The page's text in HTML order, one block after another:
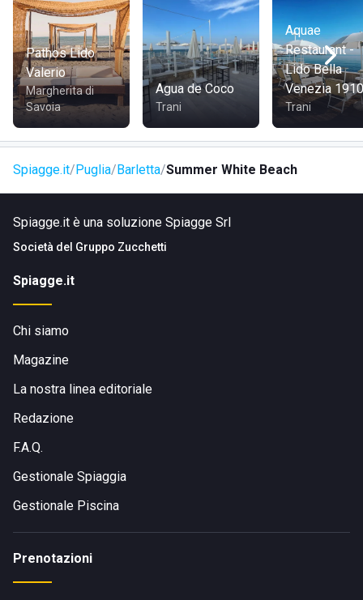
Pathos Lido
Valerio
Margherita di
Savoia
Agua de Coco
Trani
Aquae
Restaurant -
Lido Bella
Venezia 1910
Trani
Spiagge.it Puglia Barletta Summer White Beach
Spiagge.it è una soluzione Spiagge Srl
Società del Gruppo Zucchetti
Spiagge.it
Chi siamo
Magazine
La nostra linea editoriale
Redazione
F.A.Q.
Gestionale Spiaggia
Gestionale Piscina
Prenotazioni